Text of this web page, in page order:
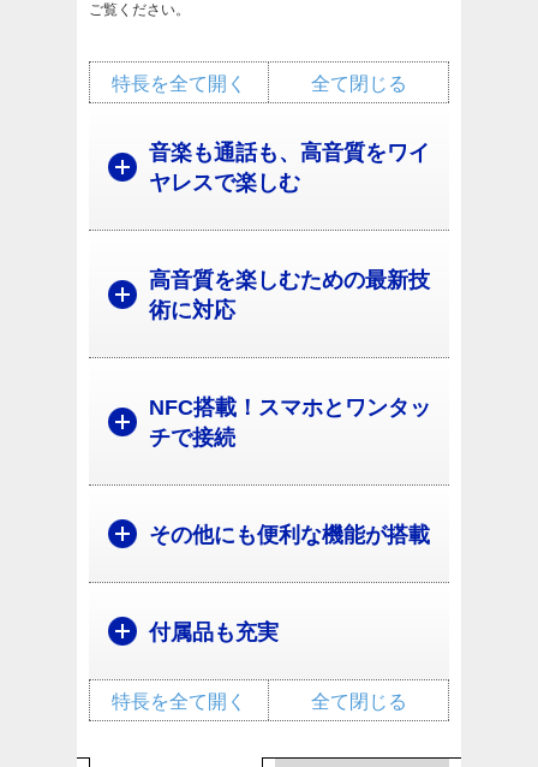
ご覧ください。
全て閉じる
特長を全て開く
音楽も通話も、高音質をワイ
ヤレスで楽しむ
高音質を楽しむための最新技
術に対応
NFC搭載！スマホとワンタッ
チで接続
その他にも便利な機能が搭載
付属品も充実
全て閉じる
特長を全て開く